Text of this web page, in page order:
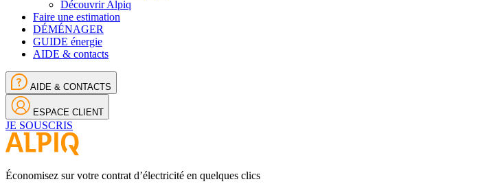
Découvrir Alpiq
Faire une estimation
DÉMÉNAGER
GUIDE énergie
AIDE & contacts
AIDE & CONTACTS
ESPACE CLIENT
JE SOUSCRIS
Économisez sur votre contrat d’électricité en quelques clics